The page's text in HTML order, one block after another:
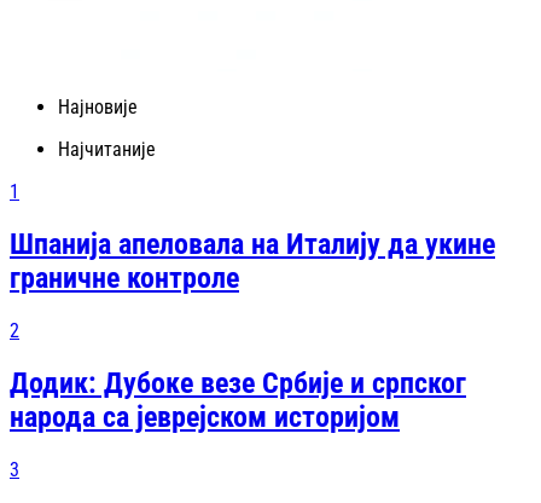
Најновије
Најчитаније
1
Шпанија апеловала на Италију да укине
граничне контроле
2
Додик: Дубоке везе Србије и српског
народа са јеврејском историјом
3